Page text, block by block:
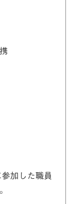
加した職員